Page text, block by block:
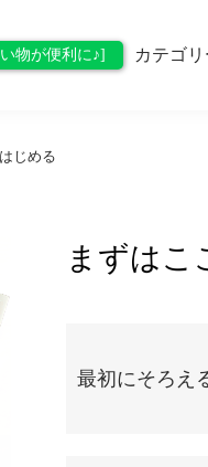
物が便利に♪] カテゴリ
じめる
まずはこ
最初にそろえ